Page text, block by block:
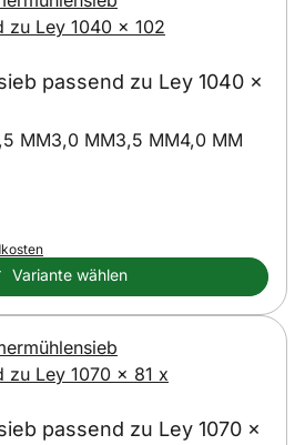
passend zu Ley 1040 x
MM3,0 MM3,5 MM4,0 MM
Variante wählen
passend zu Ley 1070 x